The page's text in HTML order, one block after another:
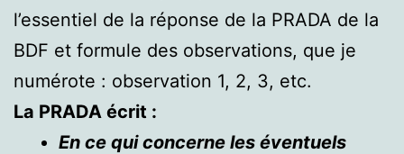
l’essentiel de la réponse de la PRADA de la
BDF et formule des observations, que je
numérote : observation 1, 2, 3, etc.
La PRADA écrit :
En ce qui concerne les éventuels